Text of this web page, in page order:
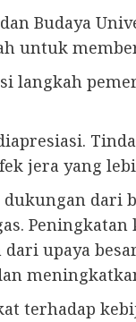
Budaya
untuk
langkah
jera yang
dukungan
upaya
terhadap